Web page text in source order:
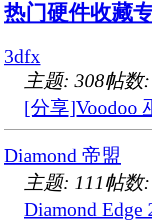
热门硬件收藏
3dfx
主题: 308帖数
[分享]Voodoo
Diamond 帝盟
主题: 111帖数
Diamond